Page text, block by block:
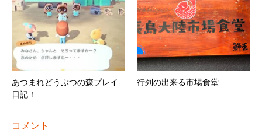
あつまれどうぶつの森プレイ
日記！
行列の出来る市場食堂
コメント